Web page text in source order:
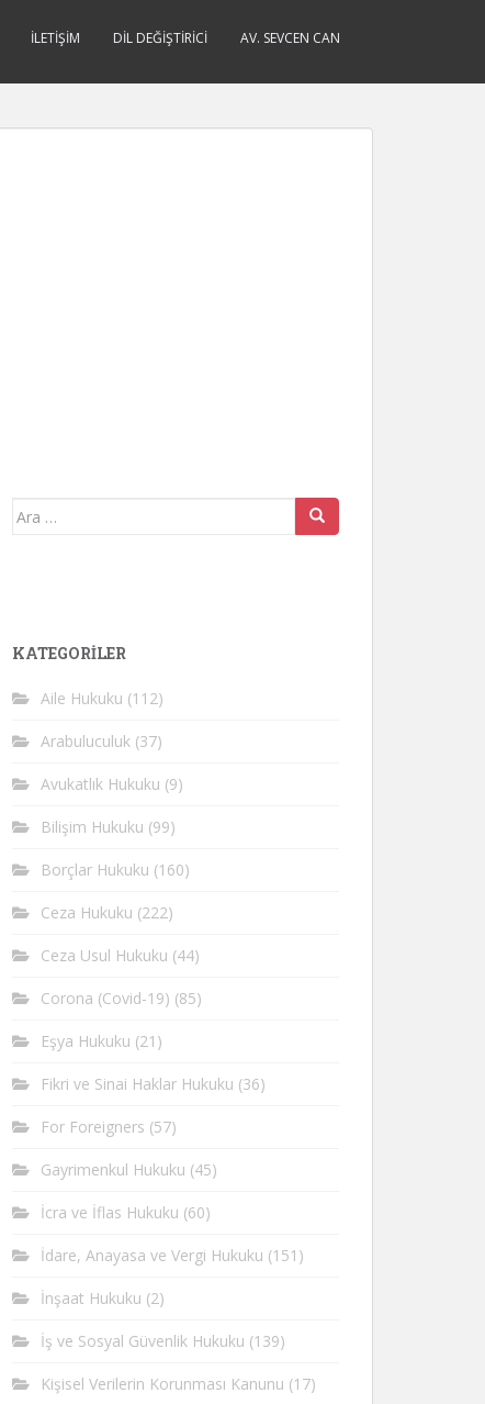
İLETIŞIM DIL DEĞIŞTIRICI AV. SEVCEN CAN
Arama
KATEGORİLER
Aile Hukuku (112)
Arabuluculuk (37)
Avukatlık Hukuku (9)
Bilişim Hukuku (99)
Borçlar Hukuku (160)
Ceza Hukuku (222)
Ceza Usul Hukuku (44)
Corona (Covid-19) (85)
Eşya Hukuku (21)
Fikri ve Sinai Haklar Hukuku (36)
For Foreigners (57)
Gayrimenkul Hukuku (45)
İcra ve İflas Hukuku (60)
İdare, Anayasa ve Vergi Hukuku (151)
İnşaat Hukuku (2)
İş ve Sosyal Güvenlik Hukuku (139)
Kişisel Verilerin Korunması Kanunu (17)